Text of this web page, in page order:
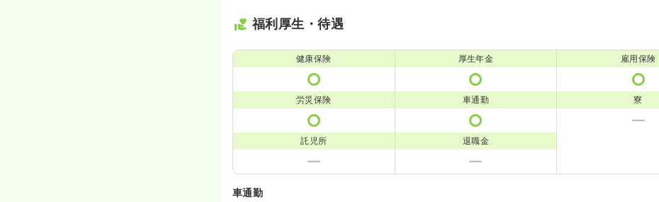
福利厚生・待遇
健康保険 厚生年金 雇用保険
労災保険 車通勤 寮
託児所 退職金
車通勤